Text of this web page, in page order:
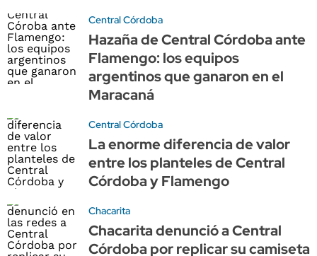
Central Córdoba
Hazaña de Central Córdoba ante
Flamengo: los equipos
argentinos que ganaron en el
Maracaná
Central Córdoba
La enorme diferencia de valor
entre los planteles de Central
Córdoba y Flamengo
Chacarita
Chacarita denunció a Central
Córdoba por replicar su camiseta